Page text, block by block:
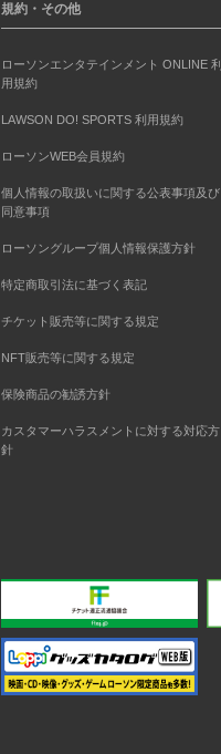
規約・その他
ローソンエンタテインメント ONLINE 利
用規約
LAWSON DO! SPORTS 利用規約
ローソンWEB会員規約
個人情報の取扱いに関する公表事項及び
同意事項
ローソングループ個人情報保護方針
特定商取引法に基づく表記
チケット販売等に関する規定
NFT販売等に関する規定
保険商品の勧誘方針
カスタマーハラスメントに対する対応方
針